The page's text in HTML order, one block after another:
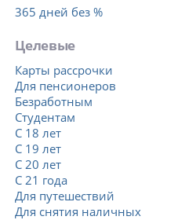
365 дней без %
Целевые
Карты рассрочки
Для пенсионеров
Безработным
Студентам
С 18 лет
С 19 лет
С 20 лет
С 21 года
Для путешествий
Для снятия наличных